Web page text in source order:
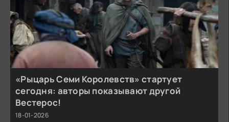
«Рыцарь Семи Королевств» стартует
сегодня: авторы показывают другой
Вестерос!
18-01-2026